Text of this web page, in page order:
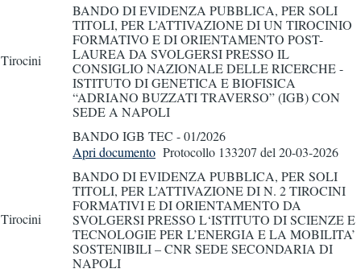
Tirocini
BANDO DI EVIDENZA PUBBLICA, PER SOLI
TITOLI, PER L’ATTIVAZIONE DI UN TIROCINIO
FORMATIVO E DI ORIENTAMENTO POST-
LAUREA DA SVOLGERSI PRESSO IL
CONSIGLIO NAZIONALE DELLE RICERCHE -
ISTITUTO DI GENETICA E BIOFISICA
“ADRIANO BUZZATI TRAVERSO” (IGB) CON
SEDE A NAPOLI
BANDO IGB TEC - 01/2026
Tirocini
Apri documento Protocollo 133207 del 20-03-2026
BANDO DI EVIDENZA PUBBLICA, PER SOLI
TITOLI, PER L’ATTIVAZIONE DI N. 2 TIROCINI
FORMATIVI E DI ORIENTAMENTO DA
SVOLGERSI PRESSO L‘ISTITUTO DI SCIENZE E
TECNOLOGIE PER L’ENERGIA E LA MOBILITA’
SOSTENIBILI – CNR SEDE SECONDARIA DI
NAPOLI